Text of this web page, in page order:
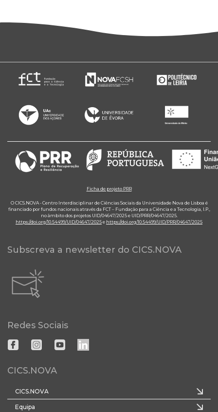
Ficha de projeto PRR
O CICS.NOVA - Centro Interdisciplinar de Ciências Sociais da Universidade Nova de Lisboa é
financiado por fundos nacionais através da FCT – Fundação para a Ciência e a Tecnologia, I.P.,
no âmbito dos projetos UID/04647/2025 e UID/PRR/04647/2025.
https://doi.org/10.54499/UID/04647/2025e https://doi.org/10.54499/UID/PRR/04647/2025
Subscreva a newsletter do CICS.NOVA
Redes Sociais
CICS.NOVA
CICS.NOVA
Equipa